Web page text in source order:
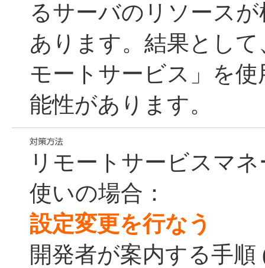
るサーバのリソース
あります。結果とし
モートサービス」を
能性があります。
リモートサービスマ
使いの場合：
設定変更を行なう
開発者が案内する手順